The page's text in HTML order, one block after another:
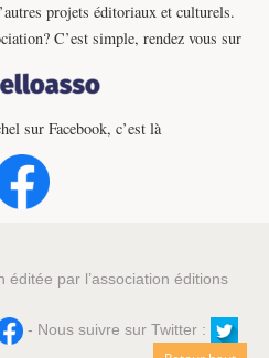
projets éditoriaux et culturels.
C’est simple, rendez vous sur
sur Facebook, c’est là
par l’association éditions
- Nous suivre sur Twitter :